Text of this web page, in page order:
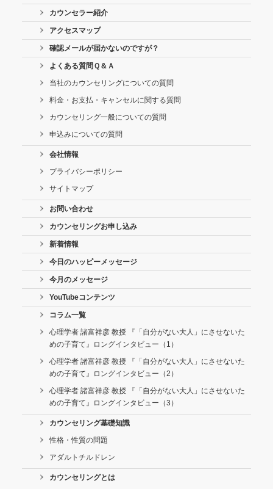
カウンセラー紹介
アクセスマップ
確認メールが届かないのですが？
よくある質問Ｑ＆Ａ
当社のカウンセリングについての質問
料金・お支払・キャンセルに関する質問
カウンセリング一般についての質問
申込みについての質問
会社情報
プライバシーポリシー
サイトマップ
お問い合わせ
カウンセリングお申し込み
新着情報
今日のハッピーメッセージ
今月のメッセージ
YouTubeコンテンツ
コラム一覧
心理学者 諸富祥彦 教授 『「自分がない大人」にさせないた
めの子育て』ロングインタビュー（1）
心理学者 諸富祥彦 教授 『「自分がない大人」にさせないた
めの子育て』ロングインタビュー（2）
心理学者 諸富祥彦 教授 『「自分がない大人」にさせないた
めの子育て』ロングインタビュー（3）
カウンセリング基礎知識
性格・性質の問題
アダルトチルドレン
カウンセリングとは